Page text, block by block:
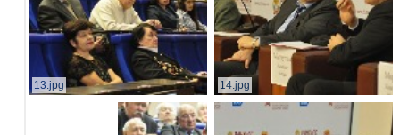
13.jpg 14.jpg